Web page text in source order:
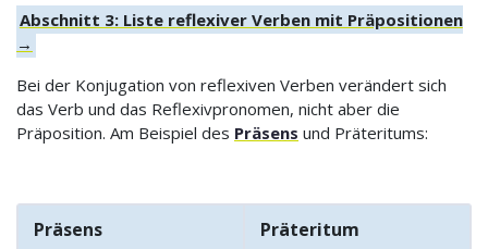
Abschnitt 3: Liste reflexiver Verben mit Präpositionen
→
Bei der Konjugation von reflexiven Verben verändert sich
das Verb und das Reflexivpronomen, nicht aber die
Präposition. Am Beispiel des Präsens und Präteritums:
Präsens Präteritum